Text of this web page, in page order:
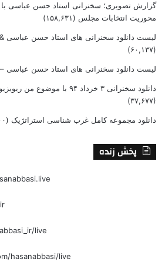
گزارش تصویری؛ سخنرانی استاد حسن عباسی با
محوریت انتخابات مجلس (۱۵۸,۶۳۱)
لیست دانلود سخنرانی های استاد حسن عباسی &#۸۲۱۱; سال
(۶۰,۱۳۷)
لیست دانلود سخنرانی های استاد حسن عباسی –
دانلود سخنرانی ۳ خرداد ۹۴ با موضوع من ریویزیونیست‌ام، پس هستم!
(۳۷,۶۷۷)
دانلود مجموعه کامل غرب شناسی استراتژیک (۲۷,۶۰۰)
پخش زنده
live
hasanabbasi/live